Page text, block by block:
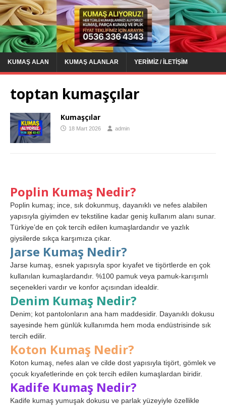
KUMAŞ ALAN KUMAŞ ALANLAR YERIMIZ / İLETIŞIM
toptan kumaşçılar
Kumaşçılar
18 Mart 2026 admin
Poplin Kumaş Nedir?
Poplin kumaş; ince, sık dokunmuş, dayanıklı ve nefes alabilen
yapısıyla giyimden ev tekstiline kadar geniş kullanım alanı sunar.
Türkiye’de en çok tercih edilen kumaşlardandır ve yazlık
giysilerde sıkça karşımıza çıkar.
Jarse Kumaş Nedir?
Jarse kumaş, esnek yapısıyla spor kıyafet ve tişörtlerde en çok
kullanılan kumaşlardandır. %100 pamuk veya pamuk-karışımlı
seçenekleri vardır ve konfor açısından idealdir.
Denim Kumaş Nedir?
Denim; kot pantolonların ana ham maddesidir. Dayanıklı dokusu
sayesinde hem günlük kullanımda hem moda endüstrisinde sık
tercih edilir.
Koton Kumaş Nedir?
Koton kumaş, nefes alan ve cilde dost yapısıyla tişört, gömlek ve
çocuk kıyafetlerinde en çok tercih edilen kumaşlardan biridir.
Kadife Kumaş Nedir?
Kadife kumaş yumuşak dokusu ve parlak yüzeyiyle özellikle